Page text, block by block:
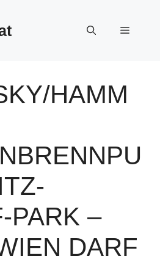
Menü
HAMM
PARK –
DARF